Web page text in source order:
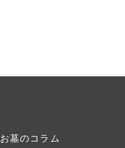
お墓のコラム